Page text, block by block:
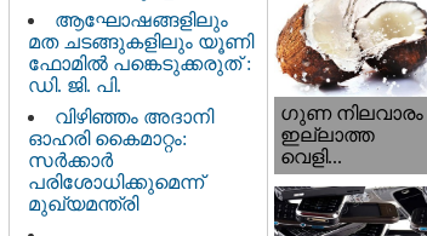
ആഘോഷങ്ങളിലും
മത ചടങ്ങുകളിലും യൂണി
ഫോമിൽ പങ്കെടുക്കരുത് :
ഡി. ജി. പി.
വിഴിഞ്ഞം അദാനി
ഓഹരി കൈമാറ്റം:
സർക്കാർ
പരിശോധിക്കുമെന്ന്
മുഖ്യമന്ത്രി
ഗുണ നിലവാരം
ഇല്ലാത്ത
വെളി...